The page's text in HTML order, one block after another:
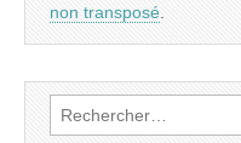
non transposé
Rechercher :